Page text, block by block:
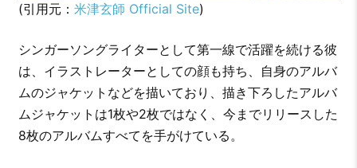
(引用元： 米津玄師 Official Site)
シンガーソングライターとして第一線で活躍を続ける彼
は、イラストレーターとしての顔も持ち、自身のアルバ
ムのジャケットなどを描いており、描き下ろしたアルバ
ムジャケットは1枚や2枚ではなく、今までリリースした
8枚のアルバムすべてを手がけている。